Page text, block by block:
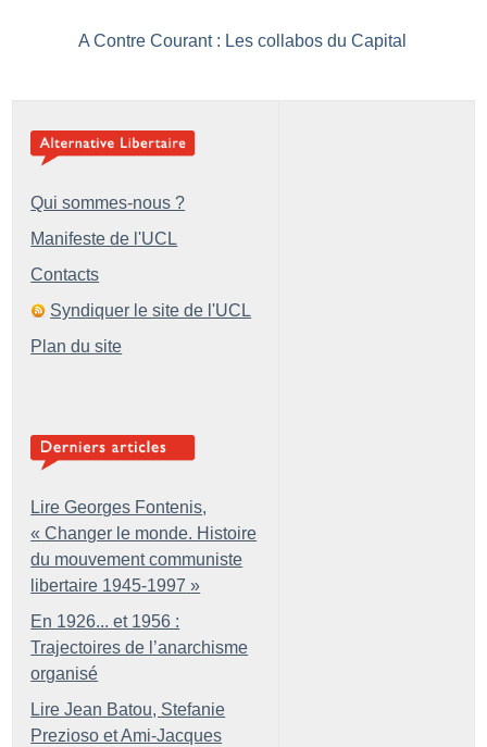
A Contre Courant : Les collabos du Capital
Qui sommes-nous ?
Manifeste de l'UCL
Contacts
Syndiquer le site de l'UCL
Plan du site
Lire Georges Fontenis,
« Changer le monde. Histoire
du mouvement communiste
libertaire 1945-1997 »
En 1926... et 1956 :
Trajectoires de l’anarchisme
organisé
Lire Jean Batou, Stefanie
Prezioso et Ami-Jacques